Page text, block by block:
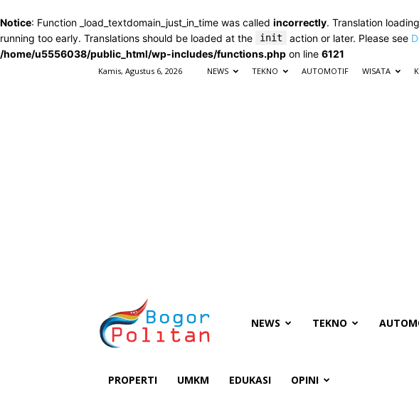
Notice: Function _load_textdomain_just_in_time was called incorrectly. Translation
running too early. Translations should be loaded at the
init action or later. Please see
/home/u5556038/public_html/wp-includes/functions.php on line 6121
Kamis, Agustus 6, 2026 NEWS TEKNO AUTOMOTIF WISATA
Bogorpolitan
NEWS TEKNO
PROPERTI UMKM EDUKASI OPINI